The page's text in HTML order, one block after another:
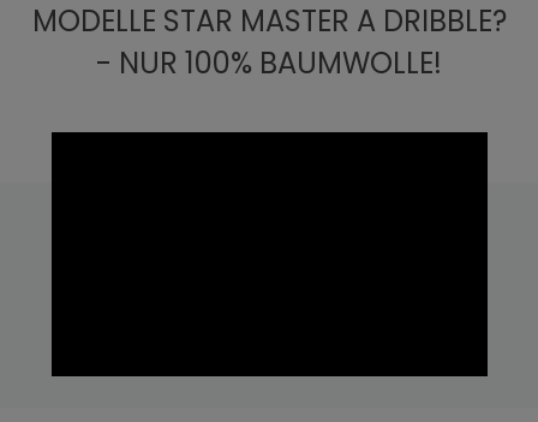
MODELLE STAR MASTER A DRIBBLE?
- NUR 100% BAUMWOLLE!